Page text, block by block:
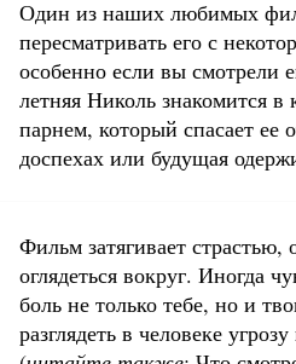
Один из наших любимых
пересматривать его с
особенно если вы смотрели
летняя Николь знакомится в
парнем, который спасает ее
доспехах или будущая
Фильм затягивает страстью,
оглядеться вокруг. Иногда
боль не только тебе, но и
разглядеть в человеке